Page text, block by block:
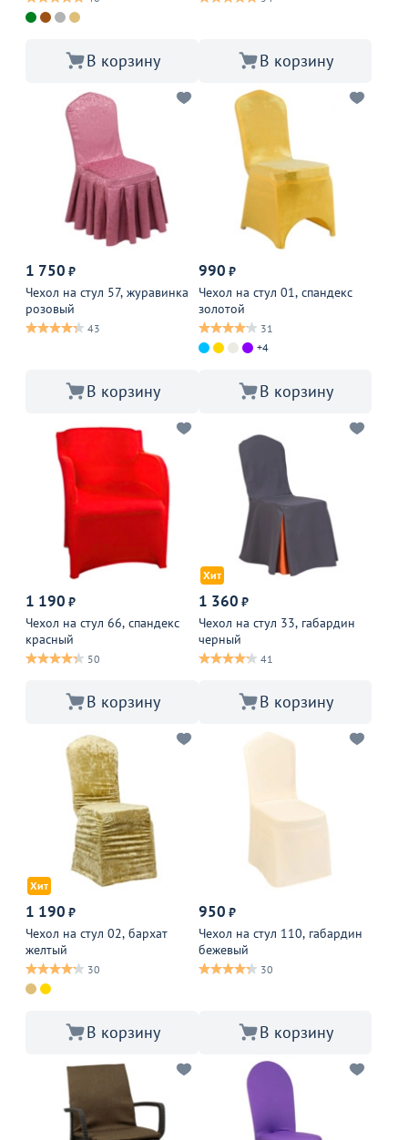
В корзину В корзину
1 750 ₽
Чехол на стул 57, журавинка
розовый
43
В корзину
990 ₽
Чехол на стул 01, спандекс
золотой
31
+4
В корзину
1 190 ₽
Чехол на стул 66, спандекс
красный
50
В корзину
Хит
1 360 ₽
Чехол на стул 33, габардин
черный
41
В корзину
Хит
1 190 ₽
Чехол на стул 02, бархат
желтый
30
В корзину
950 ₽
Чехол на стул 110, габардин
бежевый
30
В корзину